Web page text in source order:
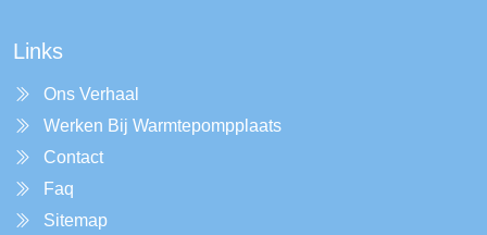
Links
Ons Verhaal
Werken Bij Warmtepompplaats
Contact
Faq
Sitemap